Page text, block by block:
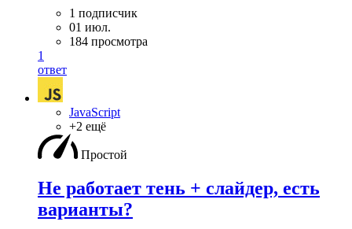
1 подписчик
01 июл.
184 просмотра
1
ответ
JavaScript
+2 ещё
Простой
Не работает тень + слайдер, есть
варианты?